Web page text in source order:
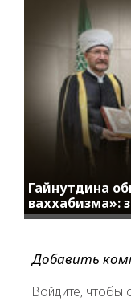
Гайнутдина
ваххабизма»:
Добавить
Войдите, чтобы